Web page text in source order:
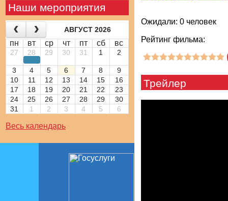
Наши мероприятия
АВГУСТ 2026
пн вт ср чт пт сб вс
27 28 29 30 31 1 2
3 4 5 6 7 8
9
10
11 12 13 14 15
16
17
18 19 20 21 22
23
24
25 26 27 28 29
30
31
1 2 3 4 5 6
Весь календарь
Ожидали: 0 человек
Рейтинг фильма:
Трейлер